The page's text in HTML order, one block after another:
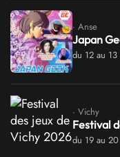
· Anse
Japan
du 12 au
· Vichy
Festival
du 19 au